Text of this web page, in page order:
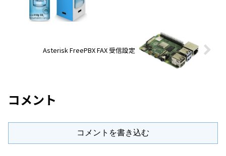
Asterisk FreePBX FAX 受信設定
コメント
コメントを書き込む